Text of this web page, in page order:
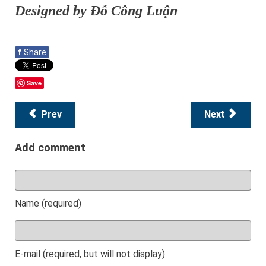
Designed by Đỗ Công Luận
f Share
Save
Prev Next
Add comment
Name (required)
E-mail (required, but will not display)